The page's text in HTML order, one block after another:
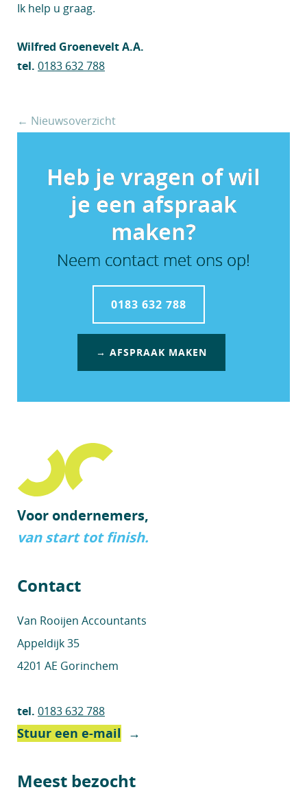
Ik help u graag.
Wilfred Groenevelt A.A.
tel. 0183 632 788
← Nieuwsoverzicht
Heb je vragen of wil
je een afspraak
maken?
Neem contact met ons op!
0183 632 788
→ AFSPRAAK MAKEN
Voor ondernemers,
van start tot finish.
Contact
Van Rooijen Accountants
Appeldijk 35
4201 AE Gorinchem
tel. 0183 632 788
Stuur een e-mail →
Meest bezocht